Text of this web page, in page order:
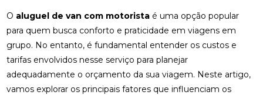
O aluguel de van com motorista é uma opção popular
para quem busca conforto e praticidade em viagens em
grupo. No entanto, é fundamental entender os custos e
tarifas envolvidos nesse serviço para planejar
adequadamente o orçamento da sua viagem. Neste artigo,
vamos explorar os principais fatores que influenciam os